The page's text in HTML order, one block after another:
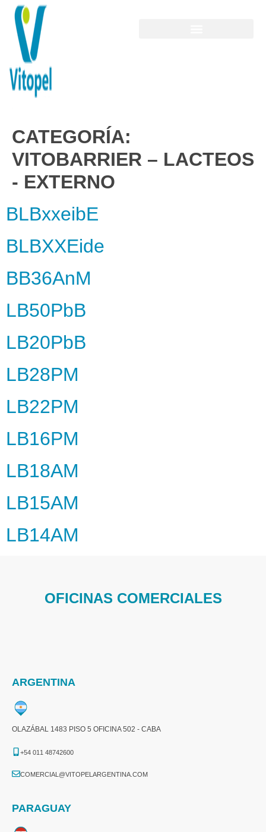
CATEGORÍA:
VITOBARRIER – LACTEOS
- EXTERNO
BLBxxeibE
BLBXXEide
BB36AnM
LB50PbB
LB20PbB
LB28PM
LB22PM
LB16PM
LB18AM
LB15AM
LB14AM
OFICINAS COMERCIALES
ARGENTINA
OLAZÁBAL 1483 PISO 5 OFICINA 502 - CABA
+54 011 48742600​
COMERCIAL@VITOPELARGENTINA.COM​
PARAGUAY